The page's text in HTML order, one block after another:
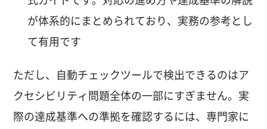
が体系的にまとめられており、実務の参考とし
て有用です
ただし、自動チェックツールで検出できるのはア
クセシビリティ問題全体の一部にすぎません。実
際の達成基準への準拠を確認するには、専門家に